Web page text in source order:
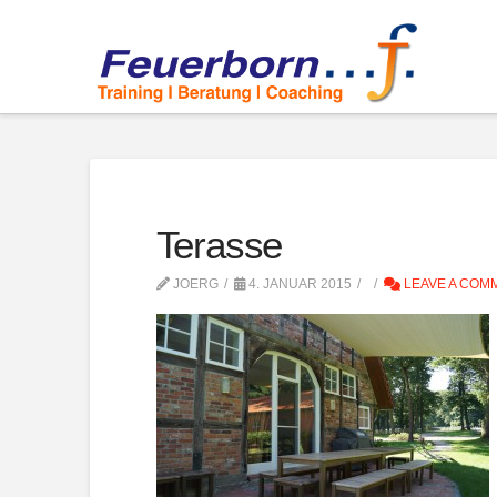
Terasse
JOERG 4. JANUAR 2015 LEAVE A